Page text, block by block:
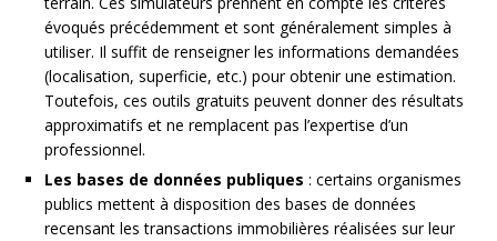
évoqués précédemment et sont généralement simples à
utiliser. Il suffit de renseigner les informations demandées
(localisation, superficie, etc.) pour obtenir une estimation.
Toutefois, ces outils gratuits peuvent donner des résultats
approximatifs et ne remplacent pas l’expertise d’un
professionnel.
Les bases de données publiques : certains organismes
publics mettent à disposition des bases de données
recensant les transactions immobilières réalisées sur leur